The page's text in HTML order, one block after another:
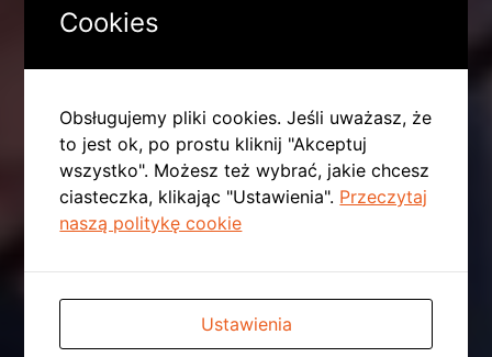
Cookies
Obsługujemy pliki cookies. Jeśli uważasz, że
to jest ok, po prostu kliknij "Akceptuj
wszystko". Możesz też wybrać, jakie chcesz
ciasteczka, klikając "Ustawienia". Przeczytaj
naszą politykę cookie
Ustawienia